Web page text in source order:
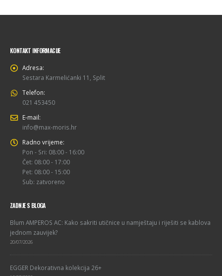
KONTAKT INFORMACIJE
Adresa:
Sestara Karmelićanki 11, Split
Telefon:
021 453450
E-mail:
info@max-moris.hr
Radno vrijeme:
Pon - Sri: 08:00 - 16:00
Čet: 08:00 - 17:00
Pet: 08:00 - 15:00
Sub: zatvoreno
ZADNJE S BLOGA
Blum AMPEROS AC: Kako sakriti utičnice u namještaju i riješiti se kablova
jednom zauvijek?
20/07/2026
EGGER Dekorativna kolekcija 26+